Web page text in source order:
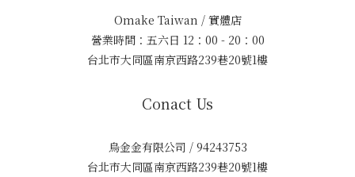
Omake Taiwan / 實體店
營業時間：五六日 12：00 - 20：00
台北市大同區南京西路239巷20號1樓
Conact Us
烏金金有限公司 / 94243753
台北市大同區南京西路239巷20號1樓